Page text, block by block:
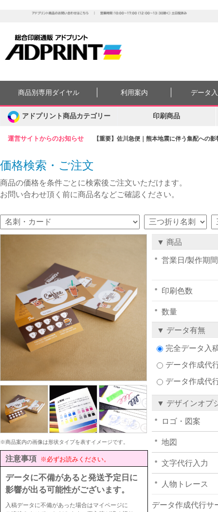
運営サイトからのお知らせ 【重要】佐川急便｜熊本地震に伴う集配への
商品別専用ダイヤル 利用案内 データ
アドプリント商品カテゴリー 印刷商品
価格検索・ご注文
商品の価格を条件ごとに検索後ご注文いただけます。
お問い合わせ頂く前に商品名などご確認ください。
※商品案内の画像は形状タイプを表すイメージです。
注意事項 ※必ずお読みください。
データに不備があると発送予定日に
影響が出る可能性がございます。
入稿データに不備があった場合はマイページに
▼ 商品
営業日/製作期間
印刷色数
数量
▼ データ有無
完全データ入
データ作成代
データ作成代
▼ デザインオプ
ロゴ・図案
地図
文字代行入力
人物トレース
データ作成代行サ